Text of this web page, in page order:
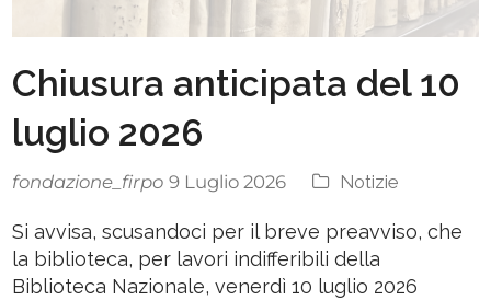
Chiusura anticipata del 10
luglio 2026
9 Luglio 2026
fondazione_firpo Notizie
Si avvisa, scusandoci per il breve preavviso, che
la biblioteca, per lavori indifferibili della
Biblioteca Nazionale, venerdì 10 luglio 2026